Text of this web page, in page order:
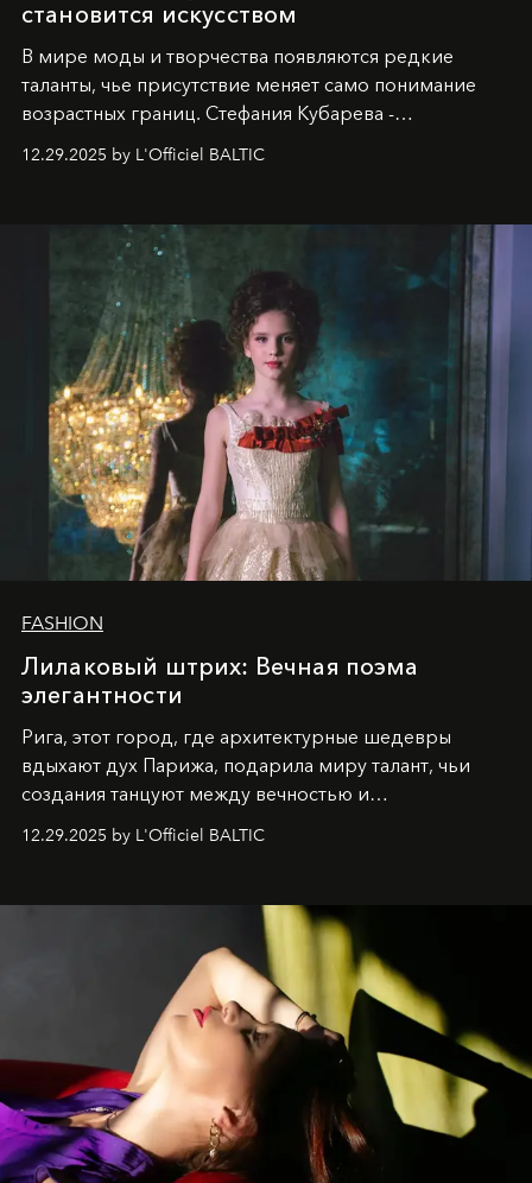
становится искусством
В мире моды и творчества появляются редкие
таланты, чье присутствие меняет само понимание
возрастных границ. Стефания Кубарева -
десятилетняя обладательница невероятной
харизмы, чье имя уже украшает обложки
2025
и LUXIA June 2025, представляет собой
уникальное явление современной культуры.
12.29.2025 by L'Officiel BALTIC
FASHION
Лилаковый штрих: Вечная поэма
элегантности
Рига, этот город, где архитектурные шедевры
вдыхают дух Парижа, подарила миру талант, чьи
создания танцуют между вечностью и
современностью.
12.29.2025 by L'Officiel BALTIC